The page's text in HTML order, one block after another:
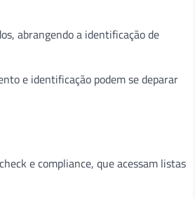
abrangendo a identificação de
e identificação podem se deparar
e compliance, que acessam listas